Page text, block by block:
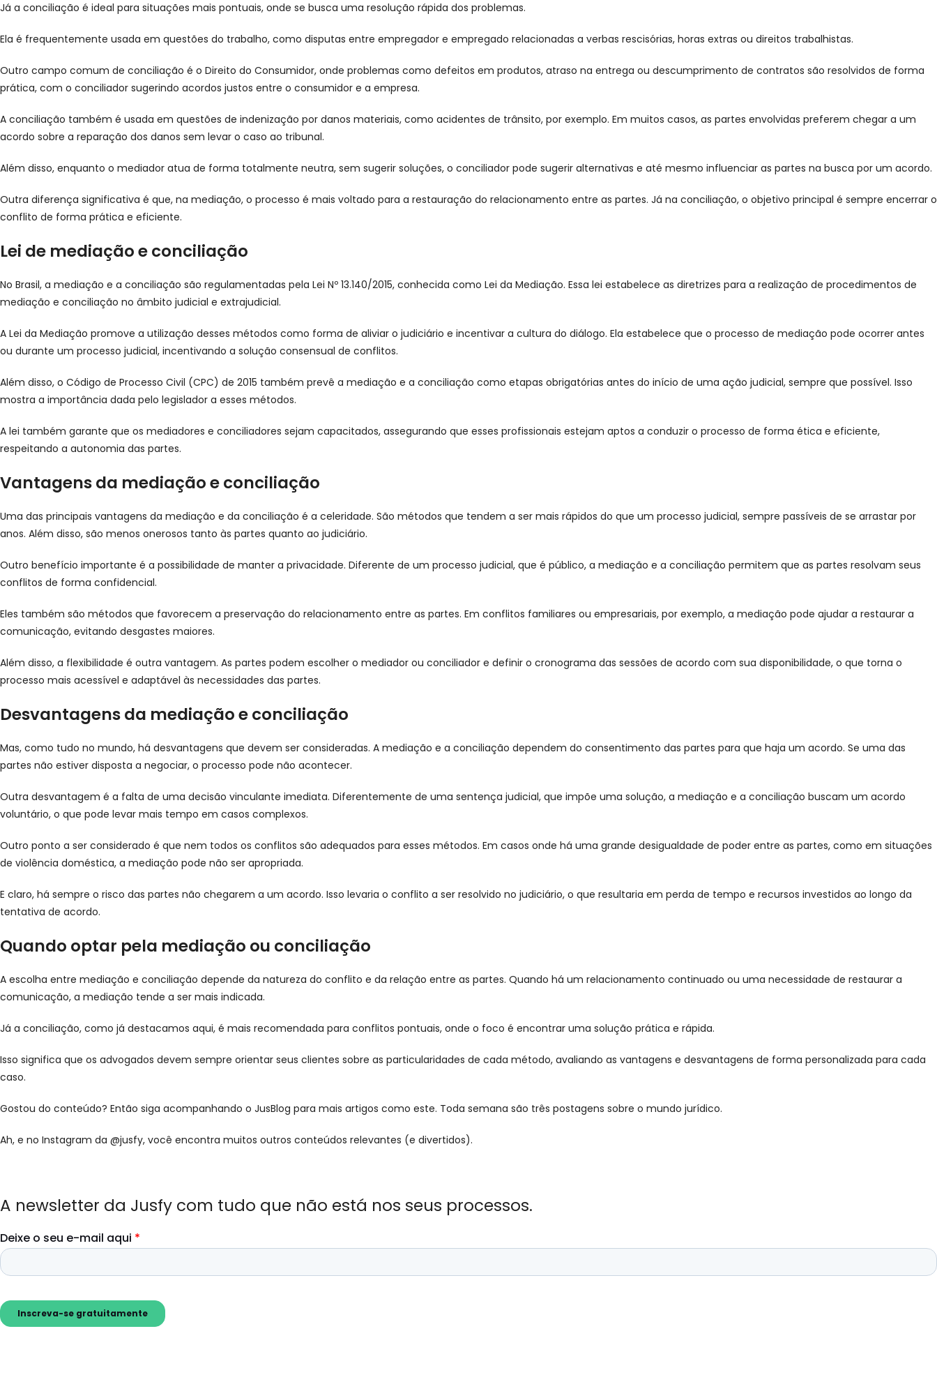
Já a conciliação é ideal para situações mais pontuais, onde se busca uma resolução rápida dos problemas.
Ela é frequentemente usada em questões do trabalho, como disputas entre empregador e empregado relacionadas a verbas rescisórias, horas extras ou direitos trabalhistas.
Outro campo comum de conciliação é o Direito do Consumidor, onde problemas como defeitos em produtos, atraso na entrega ou descumprimento de contratos são resolvidos de forma
prática, com o conciliador sugerindo acordos justos entre o consumidor e a empresa.
A conciliação também é usada em questões de indenização por danos materiais, como acidentes de trânsito, por exemplo. Em muitos casos, as partes envolvidas preferem chegar a um
acordo sobre a reparação dos danos sem levar o caso ao tribunal.
Além disso, enquanto o mediador atua de forma totalmente neutra, sem sugerir soluções, o conciliador pode sugerir alternativas e até mesmo influenciar as partes na busca por um acordo.
Outra diferença significativa é que, na mediação, o processo é mais voltado para a restauração do relacionamento entre as partes. Já na conciliação, o objetivo principal é sempre encerrar o
conflito de forma prática e eficiente.
Lei de mediação e conciliação
No Brasil, a mediação e a conciliação são regulamentadas pela Lei Nº 13.140/2015, conhecida como Lei da Mediação. Essa lei estabelece as diretrizes para a realização de procedimentos de
mediação e conciliação no âmbito judicial e extrajudicial.
A Lei da Mediação promove a utilização desses métodos como forma de aliviar o judiciário e incentivar a cultura do diálogo. Ela estabelece que o processo de mediação pode ocorrer antes
ou durante um processo judicial, incentivando a solução consensual de conflitos.
Além disso, o Código de Processo Civil (CPC) de 2015 também prevê a mediação e a conciliação como etapas obrigatórias antes do início de uma ação judicial, sempre que possível. Isso
mostra a importância dada pelo legislador a esses métodos.
A lei também garante que os mediadores e conciliadores sejam capacitados, assegurando que esses profissionais estejam aptos a conduzir o processo de forma ética e eficiente,
respeitando a autonomia das partes.
Vantagens da mediação e conciliação
Uma das principais vantagens da mediação e da conciliação é a celeridade. São métodos que tendem a ser mais rápidos do que um processo judicial, sempre passíveis de se arrastar por
anos. Além disso, são menos onerosos tanto às partes quanto ao judiciário.
Outro benefício importante é a possibilidade de manter a privacidade. Diferente de um processo judicial, que é público, a mediação e a conciliação permitem que as partes resolvam seus
conflitos de forma confidencial.
Eles também são métodos que favorecem a preservação do relacionamento entre as partes. Em conflitos familiares ou empresariais, por exemplo, a mediação pode ajudar a restaurar a
comunicação, evitando desgastes maiores.
Além disso, a flexibilidade é outra vantagem. As partes podem escolher o mediador ou conciliador e definir o cronograma das sessões de acordo com sua disponibilidade, o que torna o
processo mais acessível e adaptável às necessidades das partes.
Desvantagens da mediação e conciliação
Mas, como tudo no mundo, há desvantagens que devem ser consideradas. A mediação e a conciliação dependem do consentimento das partes para que haja um acordo. Se uma das
partes não estiver disposta a negociar, o processo pode não acontecer.
Outra desvantagem é a falta de uma decisão vinculante imediata. Diferentemente de uma sentença judicial, que impõe uma solução, a mediação e a conciliação buscam um acordo
voluntário, o que pode levar mais tempo em casos complexos.
Outro ponto a ser considerado é que nem todos os conflitos são adequados para esses métodos. Em casos onde há uma grande desigualdade de poder entre as partes, como em situações
de violência doméstica, a mediação pode não ser apropriada.
E claro, há sempre o risco das partes não chegarem a um acordo. Isso levaria o conflito a ser resolvido no judiciário, o que resultaria em perda de tempo e recursos investidos ao longo da
tentativa de acordo.
Quando optar pela mediação ou conciliação
A escolha entre mediação e conciliação depende da natureza do conflito e da relação entre as partes. Quando há um relacionamento continuado ou uma necessidade de restaurar a
comunicação, a mediação tende a ser mais indicada.
Já a conciliação, como já destacamos aqui, é mais recomendada para conflitos pontuais, onde o foco é encontrar uma solução prática e rápida.
Isso significa que os advogados devem sempre orientar seus clientes sobre as particularidades de cada método, avaliando as vantagens e desvantagens de forma personalizada para cada
caso.
Gostou do conteúdo? Então siga acompanhando o JusBlog para mais artigos como este. Toda semana são três postagens sobre o mundo jurídico.
Ah, e no Instagram da @jusfy, você encontra muitos outros conteúdos relevantes (e divertidos).
A newsletter da Jusfy com tudo que não está nos seus processos.